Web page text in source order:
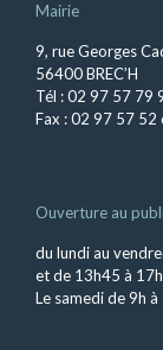
Mairie
9, rue Georges
56400 BREC’H
Tél : 02 97 57 79
Fax : 02 97 57 52
Ouverture au
du lundi au
et de 13h45 à
Le samedi de 9h à